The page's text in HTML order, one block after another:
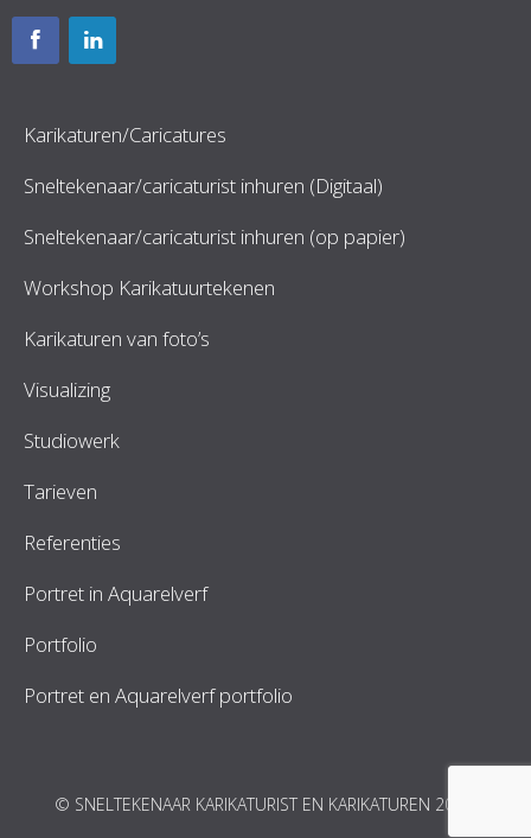
Karikaturen/Caricatures
Sneltekenaar/caricaturist inhuren (Digitaal)
Sneltekenaar/caricaturist inhuren (op papier)
Workshop Karikatuurtekenen
Karikaturen van foto’s
Visualizing
Studiowerk
Tarieven
Referenties
Portret in Aquarelverf
Portfolio
Portret en Aquarelverf portfolio
© SNELTEKENAAR KARIKATURIST EN KARIKATUREN 2026.